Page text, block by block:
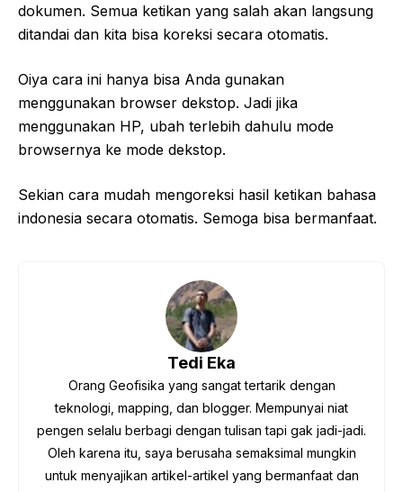
dokumen. Semua ketikan yang salah akan langsung
ditandai dan kita bisa koreksi secara otomatis.
Oiya cara ini hanya bisa Anda gunakan
menggunakan browser dekstop. Jadi jika
menggunakan HP, ubah terlebih dahulu mode
browsernya ke mode dekstop.
Sekian cara mudah mengoreksi hasil ketikan bahasa
indonesia secara otomatis. Semoga bisa bermanfaat.
Tedi Eka
Orang Geofisika yang sangat tertarik dengan
teknologi, mapping, dan blogger. Mempunyai niat
pengen selalu berbagi dengan tulisan tapi gak jadi-jadi.
Oleh karena itu, saya berusaha semaksimal mungkin
untuk menyajikan artikel-artikel yang bermanfaat dan